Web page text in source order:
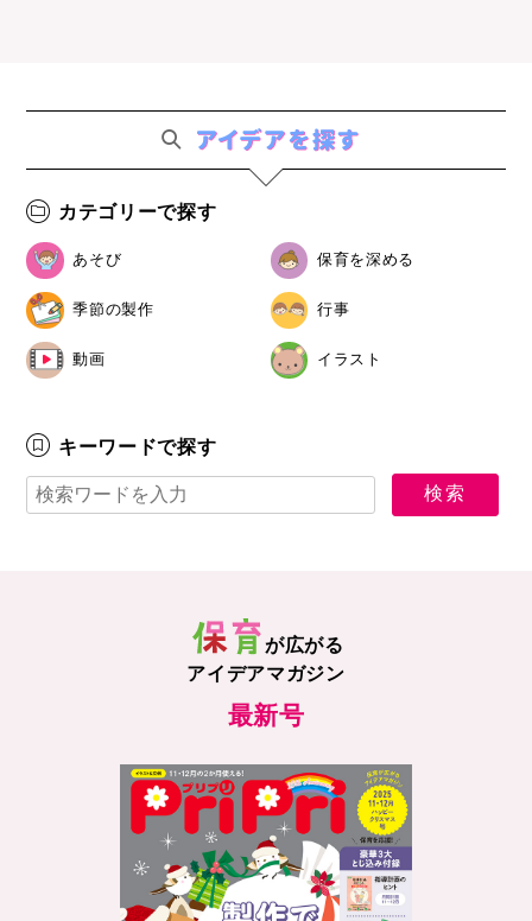
カテゴリーで探す
あそび 保育を深める
季節の製作 行事
動画 イラスト
キーワードで探す
が広がる
アイデアマガジン
最新号